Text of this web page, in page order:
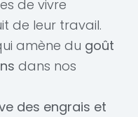
de vivre
de leur travail.
amène du goût
dans nos
des engrais et